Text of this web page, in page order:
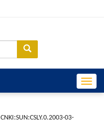
CNKI:SUN:CSLY.0.2003-03-